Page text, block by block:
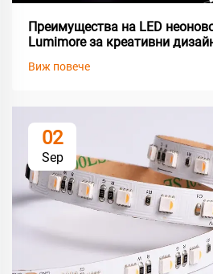
Преимущества на LED
Lumimore за креативни
Виж повече
02
Sep